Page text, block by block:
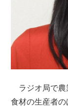
ラジオ局で農
食材の生産者